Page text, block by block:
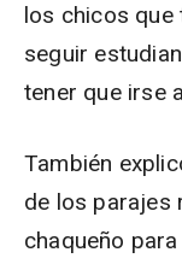
los chicos que
seguir
tener que irse
También
de los parajes
chaqueño